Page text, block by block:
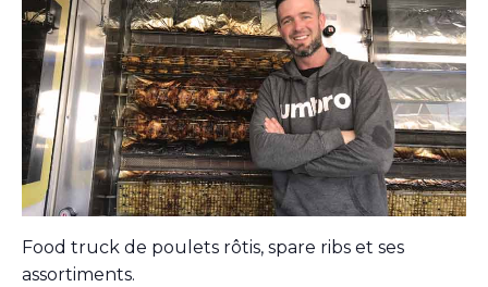
Food truck de poulets rôtis, spare ribs et ses
assortiments.